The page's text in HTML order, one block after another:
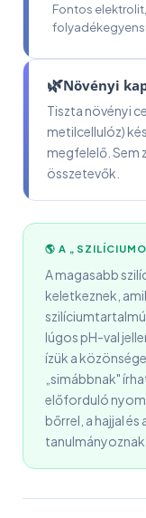
Fontos
🌿Növényi
Tiszta növényi
metilcellulóz)
megfelelő. Sem
összetevők.
🌎 A
A magasabb
keletkeznek,
lúgos pH-val
ízük a
„simábbnak"
előforduló
bőrrel, a hajjal
tanulmányoznak.